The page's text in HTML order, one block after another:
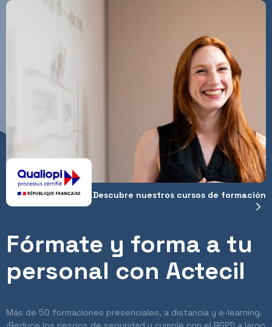
Descubre nuestros cursos de formación
Fórmate y forma a tu
personal con Actecil
Más de 50 formaciones presenciales, a distancia y e-learning.